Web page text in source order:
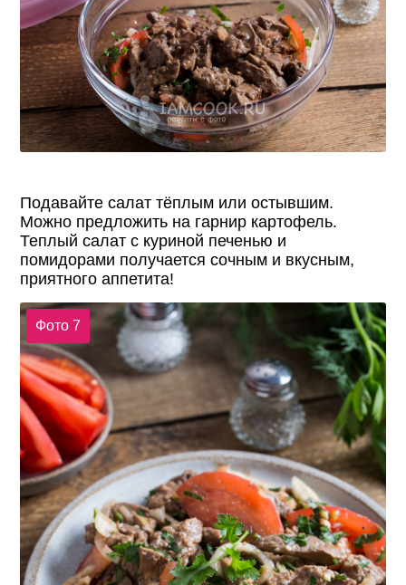
Подавайте салат тёплым или остывшим.
Можно предложить на гарнир картофель.
Теплый салат с куриной печенью и
помидорами получается сочным и вкусным,
приятного аппетита!
Фото 7